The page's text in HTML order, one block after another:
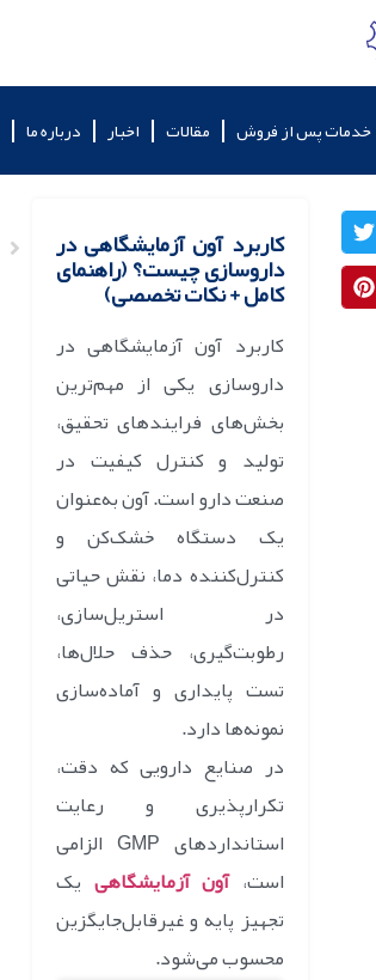
خدمات پس از فروش مقالات اخبار درباره ما
کاربرد آون آزمایشگاهی در
داروسازی چیست؟ (راهنمای
کامل + نکات تخصصی)
کاربرد آون آزمایشگاهی در
داروسازی یکی از مهم‌ترین
بخش‌های فرایندهای تحقیق،
تولید و کنترل کیفیت در
صنعت دارو است. آون به‌عنوان
یک دستگاه خشک‌کن و
کنترل‌کننده دما، نقش حیاتی
در استریل‌سازی،
رطوبت‌گیری، حذف حلال‌ها،
تست پایداری و آماده‌سازی
نمونه‌ها دارد.
در صنایع دارویی که دقت،
تکرارپذیری و رعایت
استانداردهای GMP الزامی
است،آون آزمایشگاهی یک
تجهیز پایه و غیرقابل‌جایگزین
محسوب می‌شود.